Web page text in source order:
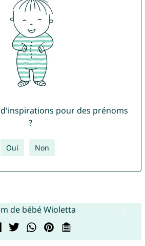
pour des prénoms
?
Oui Non